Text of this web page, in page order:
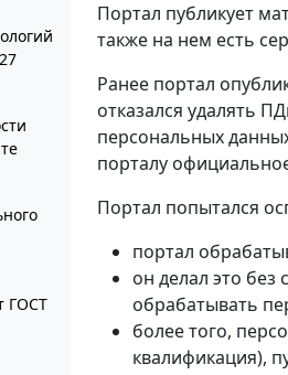
ГОСТ
Портал публикует
также на нем есть
Ранее портал
отказался удалять
персональных
порталу
Портал попытался
портал
он делал это
обрабатывать
более того,
квалификация),